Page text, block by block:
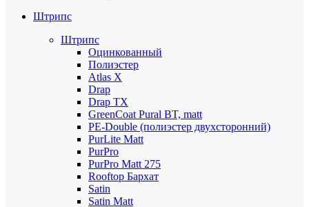
Штрипс
Штрипс
Оцинкованный
Полиэстер
Atlas X
Drap
Drap TX
GreenCoat Pural BT, matt
PE-Double (полиэстер двухсторонний)
PurLite Мatt
PurPro
PurPro Matt 275
Rooftop Бархат
Satin
Satin Мatt